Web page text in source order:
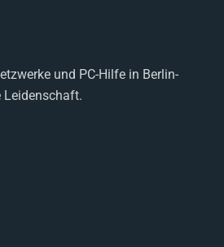
und PC-Hilfe in Berlin-
Leidenschaft.